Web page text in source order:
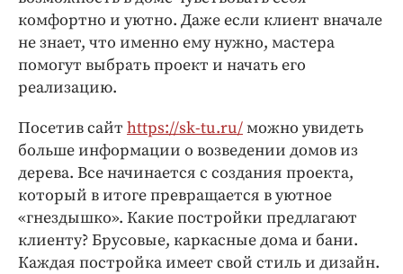
комфортно и уютно. Даже если клиент вначале
не знает, что именно ему нужно, мастера
помогут выбрать проект и начать его
реализацию.
Посетив сайт https://sk-tu.ru/можно увидеть
больше информации о возведении домов из
дерева. Все начинается с создания проекта,
который в итоге превращается в уютное
«гнездышко». Какие постройки предлагают
клиенту? Брусовые, каркасные дома и бани.
Каждая постройка имеет свой стиль и дизайн.